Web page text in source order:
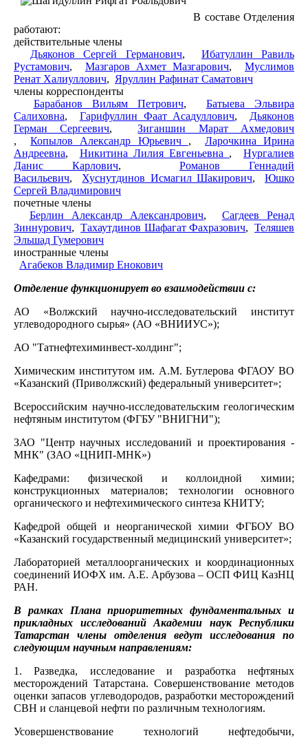
В составе Отделения
работают:
действительные члены
Дьяконов Сергей Германович, Ибатуллин Равиль
Рустамович, Мазгаров Ахмет Мазгарович,Муслимов
Ренат Халиуллович, Яруллин Рафинат Саматович
члены корреспонденты
Барабанов Вильям Петрович, Батыева Эльвира
Салиховна, Гарифуллин Фаат Асадуллович, Дьяконов
Герман Сергеевич,Зиганшин Марат Ахмедович
,Копылов Александр Юрьевич , Ларочкина Ирина
Андреевна, Никитина Лилия Евгеньевна ,Нургалиев
Данис Карлович, Романов Геннадий
Васильевич, Хуснутдинов Исмагил Шакирович,Юшко
Сергей Владимирович
почетные члены
Берлин Александр Александрович, Сагдеев Ренад
Зиннурович, Тахаутдинов Шафагат Фахразович, Теляшев
Эльшад Гумерович
иностранные члены
Агабеков Владимир Енокович
Отделение функционирует во взаимодействии с:
АО «Волжский научно-исследовательский институт
углеводородного сырья» (АО «ВНИИУС»);
АО "Татнефтехиминвест-холдинг";
Химическим институтом им. А.М. Бутлерова ФГАОУ ВО
«Казанский (Приволжский) федеральный университет»;
Всероссийским научно-исследовательским геологическим
нефтяным институтом (ФГБУ "ВНИГНИ");
ЗАО "Центр научных исследований и проектирования -
МНК" (ЗАО «ЦНИП-МНК»)
Кафедрами: физической и коллоидной химии;
конструкционных материалов; технологии основного
органического и нефтехимического синтеза КНИТУ;
Кафедрой общей и неорганической химии ФГБОУ ВО
«Казанский государственный медицинский университет»;
Лабораторией металлоорганических и координационных
соединений ИОФХ им. А.Е. Арбузова – ОСП ФИЦ КазНЦ
РАН.
В рамках Плана приоритетных фундаментальных и
прикладных исследований Академии наук Республики
Татарстан члены отделения ведут исследования по
следующим научным направлениям:
1. Разведка, исследование и разработка нефтяных
месторождений Татарстана. Совершенствование методов
оценки запасов углеводородов, разработки месторождений
СВН и сланцевой нефти по различным технологиям.
Усовершенствование технологий нефтедобычи,